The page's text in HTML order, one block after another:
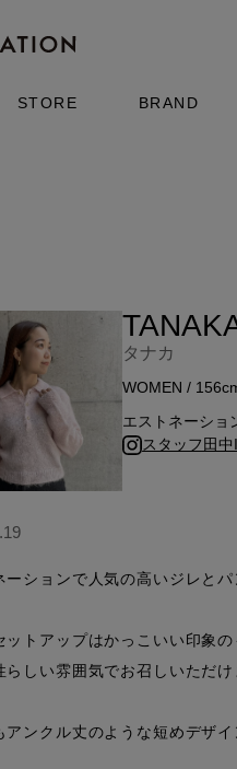
STORE BRAND
タナカ
WOMEN /
エストネーショ
スタッフ田
ーションで人気の高いジレと
ットアップはかっこいい印象
らしい雰囲気でお召しいただけ
アンクル丈のような短めデザ